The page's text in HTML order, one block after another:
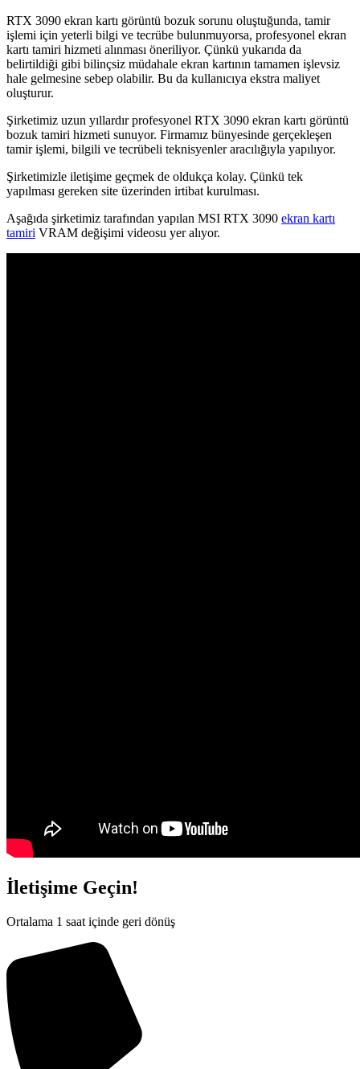
RTX 3090 ekran kartı görüntü bozuk sorunu oluştuğunda, tamir
işlemi için yeterli bilgi ve tecrübe bulunmuyorsa, profesyonel ekran
kartı tamiri hizmeti alınması öneriliyor. Çünkü yukarıda da
belirtildiği gibi bilinçsiz müdahale ekran kartının tamamen işlevsiz
hale gelmesine sebep olabilir. Bu da kullanıcıya ekstra maliyet
oluşturur.
Şirketimiz uzun yıllardır profesyonel RTX 3090 ekran kartı görüntü
bozuk tamiri hizmeti sunuyor. Firmamız bünyesinde gerçekleşen
tamir işlemi, bilgili ve tecrübeli teknisyenler aracılığıyla yapılıyor.
Şirketimizle iletişime geçmek de oldukça kolay. Çünkü tek
yapılması gereken site üzerinden irtibat kurulması.
Aşağıda şirketimiz tarafından yapılan MSI RTX 3090 ekran kartı
tamiri VRAM değişimi videosu yer alıyor.
İletişime Geçin!
Ortalama 1 saat içinde geri dönüş